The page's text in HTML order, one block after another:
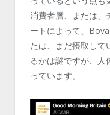
消費者層、または、
ートによって、
たは、まだ摂取して
るかは謎ですが、人
っています。